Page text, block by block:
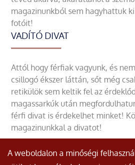
magazinunkból sem hagyhattuk
fotóit!
VADÍTÓ DIVAT
Attól hogy férfiak vagyunk, és
csillogó ékszer láttán, sőt még
retikülök sem keltik fel az
magassarkúk után
férfi divat is érdekelhet minket!
magazinunkkal a divatot!
A weboldalon a minőségi